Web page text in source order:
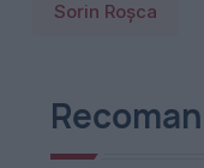
Sorin Roșca